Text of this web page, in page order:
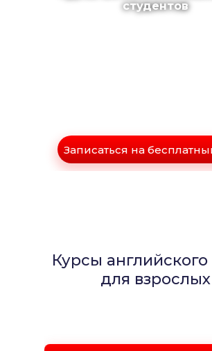
студентов
Записаться на
Курсы английского
для взрослых